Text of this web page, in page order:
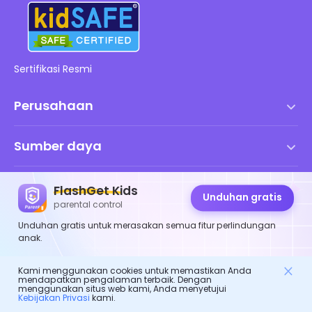
FlashGet Kids
parental control
Unduhan gratis
Unduhan gratis untuk merasakan semua fitur perlindungan
anak.
Sertifikasi Resmi
Perusahaan
Kebijakan DMCA
Kebijakan Privasi
Kebijakan Periklanan
Sumber daya
Pusat Bantuan
Cara
Blog
Unduh
Produk FlashGet
FlashGet
FlashGet Kids
FlashGet Cast
Kami menggunakan cookies untuk memastikan Anda
mendapatkan pengalaman terbaik. Dengan
menggunakan situs web kami, Anda menyetujui
Kebijakan Privasi kami.